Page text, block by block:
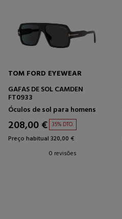
TOM FORD EYEWEAR
GAFAS DE SOL CAMDEN
FT0933
Óculos de sol para homens
208,00 € 35% DTO.
Preço habitual 320,00 €
0 revisões